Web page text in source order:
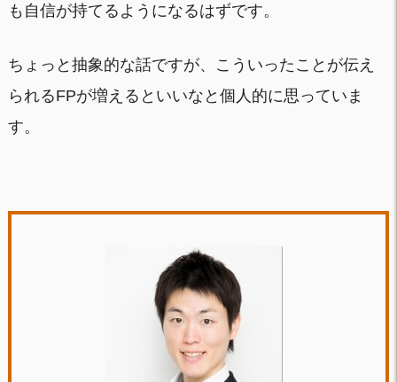
も自信が持てるようになるはずです。
ちょっと抽象的な話ですが、こういったことが伝え
られるFPが増えるといいなと個人的に思っていま
す。